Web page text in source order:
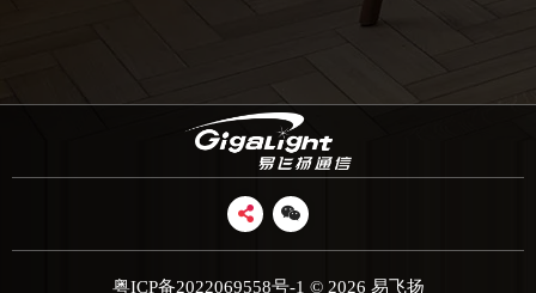
粤ICP备2022069558号-1 © 2026 易飞扬